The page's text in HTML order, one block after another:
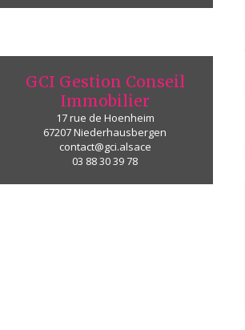
GCI Gestion Conseil
Immobilier
17 rue de Hoenheim
67207Niederhausbergen
contact@gci.alsace
03 88 30 39 78